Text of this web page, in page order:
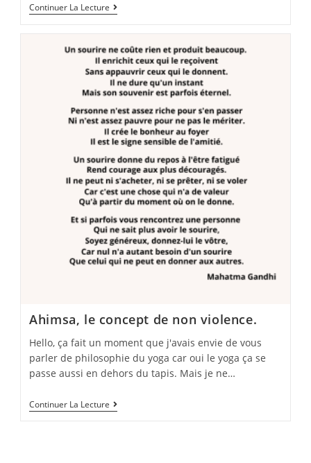
Continuer La Lecture La
Posture
:
La
Demie
Lune
–
Ardha
Chandrasana
Ahimsa, le concept de non violence.
Hello, ça fait un moment que j'avais envie de vous
parler de philosophie du yoga car oui le yoga ça se
passe aussi en dehors du tapis. Mais je ne…
Continuer La Lecture Ahimsa,
Le